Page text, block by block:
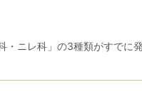
ニレ科」の3種類がすでに